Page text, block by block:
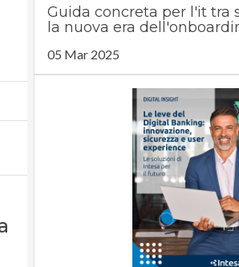
Guida concreta per l'it tra
la nuova era
05 Mar 2025